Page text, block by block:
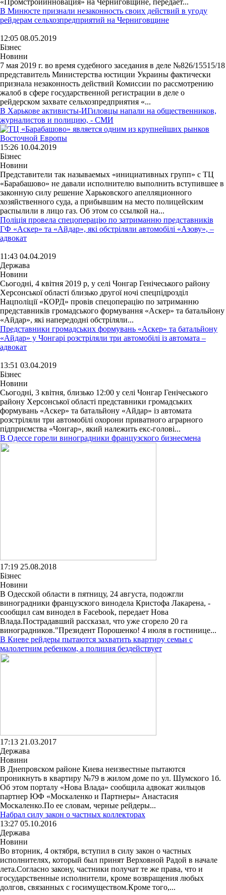
«Промстройинновация» на Черниговщине, передает...
В Минюсте признали незаконность своих действий в угоду
рейдерам сельхозпредприятий на Черниговщине
12:05 08.05.2019
Бізнес
Новини
7 мая 2019 г. во время судебного заседания в деле №826/15515/18
представитель Министерства юстиции Украины фактически
признала незаконность действий Комиссии по рассмотрению
жалоб в сфере государственной регистрации в деле о
рейдерском захвате сельхозпредприятия «...
В Харькове активисты-ИГиловцы напали на общественников,
журналистов и полицию, - СМИ
15:26 10.04.2019
Бізнес
Новини
Представители так называемых «инициативных групп» с ТЦ
«Барабашово» не давали исполнителю выполнить вступившее в
законную силу решение Харьковского апелляционного
хозяйственного суда, а прибывшим на место полицейским
распылили в лицо газ. Об этом со ссылкой на...
Поліція провела спецоперацію по затриманню представників
ГФ «Аскер» та «Айдар», які обстріляли автомобілі «Азову», –
адвокат
11:43 04.04.2019
Держава
Новини
Сьогодні, 4 квітня 2019 р, у селі Чонгар Генічеського району
Херсонської області близько другої ночі спецпідрозділ
Нацполіції «КОРД» провів спецоперацію по затриманню
представників громадського формування «Аскер» та батальйону
«Айдар», які напередодні обстріляли...
Представники громадських формувань «Аскер» та батальйону
«Айдар» у Чонгарі розстріляли три автомобілі із автомата –
адвокат
13:51 03.04.2019
Бізнес
Новини
Сьогодні, 3 квітня, близько 12:00 у селі Чонгар Генічеського
району Херсонської області представники громадських
формувань «Аскер» та батальйону «Айдар» із автомата
розстріляли три автомобілі охорони приватного аграрного
підприємства «Чонгар», який належить екс-голові...
В Одессе горели виноградники французского бизнесмена
17:19 25.08.2018
Бізнес
Новини
В Одесской области в пятницу, 24 августа, подожгли
виноградники французского винодела Кристофа Лакарена, -
сообщил сам винодел в Facebook, передает Нова
Влада.Пострадавший рассказал, что уже сгорело 20 га
виноградников."Президент Порошенко! 4 июля в гостинице...
В Киеве рейдеры пытаются захватить квартиру семьи с
малолетним ребенком, а полиция бездействует
17:13 21.03.2017
Держава
Новини
В Днепровском районе Киева неизвестные пытаются
проникнуть в квартиру №79 в жилом доме по ул. Шумского 1б.
Об этом порталу «Нова Влада» сообщила адвокат жильцов
партнер ЮФ «Москаленко и Партнеры» Анастасия
Москаленко.По ее словам, черные рейдеры...
Набрал силу закон о частных коллекторах
13:27 05.10.2016
Держава
Новини
Во вторник, 4 октября, вступил в силу закон о частных
исполнителях, который был принят Верховной Радой в начале
лета.Согласно закону, частники получат те же права, что и
государственные исполнители, кроме возвращения любых
долгов, связанных с госимуществом.Кроме того,...